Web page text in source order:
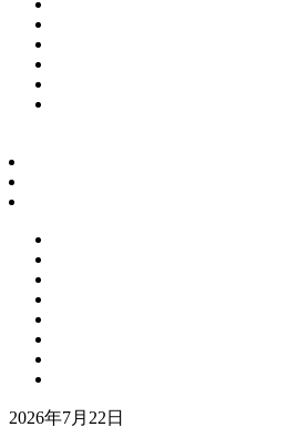
2026年7月22日